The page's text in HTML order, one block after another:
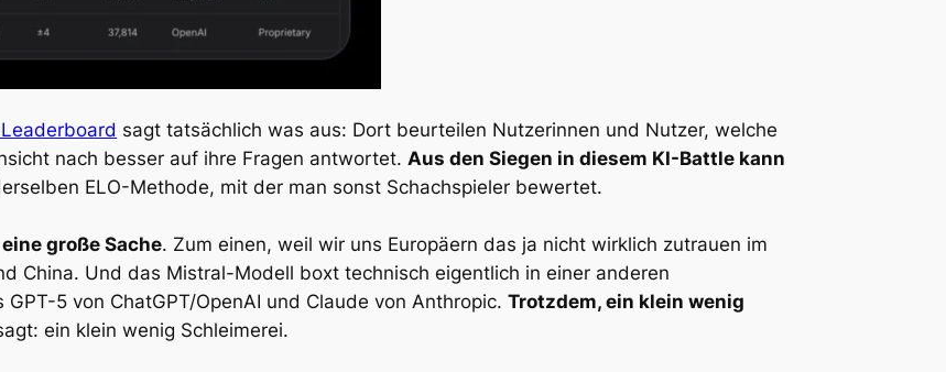
sagt tatsächlich was aus: Dort beurteilen Nutzerinnen und Nutzer, welche
nach besser auf ihre Fragen antwortet. Aus den Siegen in diesem KI-Battle kann
ELO-Methode, mit der man sonst Schachspieler bewertet.
eine große Sache. Zum einen, weil wir uns Europäern das ja nicht wirklich zutrauen im
China. Und das Mistral-Modell boxt technisch eigentlich in einer anderen
5 von ChatGPT/OpenAI und Claude von Anthropic. Trotzdem, ein klein wenig
ein klein wenig Schleimerei.